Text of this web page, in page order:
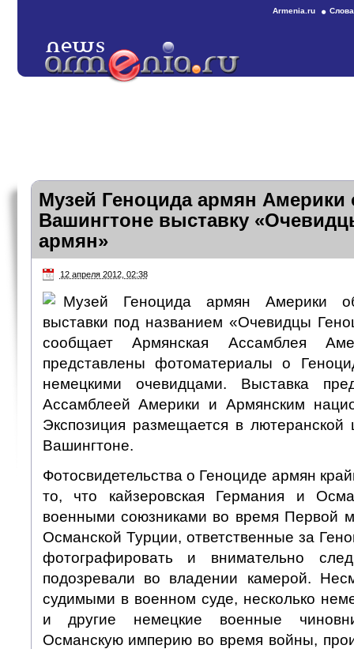
Armenia.ru
Музей Геноцида армян Америки
Вашингтоне выставку
армян»
12 апреля 2012, 02:38
Музей Геноцида армян Америки
выставки под названием «Очевидцы
сообщает Армянская Ассамблея
представлены фотоматериалы о
немецкими очевидцами. Выставка
Ассамблеей Америки и Армянским
Экспозиция размещается в
Вашингтоне.
Фотосвидетельства о Геноциде армян
то, что кайзеровская Германия и
военными союзниками во время Первой
Османской Турции, ответственные за
фотографировать и внимательно
подозревали во владении камерой.
судимыми в военном суде, несколько
и другие немецкие военные
Османскую империю во время войны,